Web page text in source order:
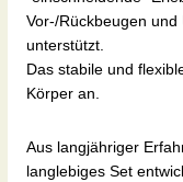
Vor-/Rückbeugen
unterstützt.
Das stabile und
Körper an.
Aus langjähriger
langlebiges Set